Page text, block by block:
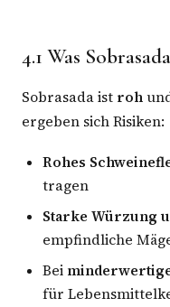
4.1 Was
Sobrasada ist roh
ergeben sich Risiken:
Rohes
tragen
Starke Würzung
empfindliche
Bei
für